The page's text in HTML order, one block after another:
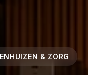
& ZORG